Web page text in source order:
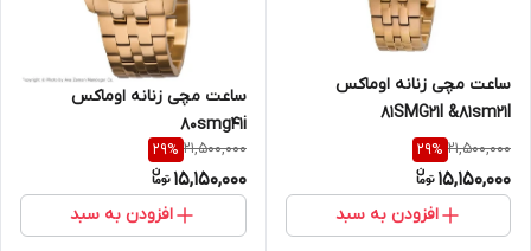
ساعت مچی زنانه اوماکس
81SMG21I &81sm21l
21,500,000
29%
15,150,000
افزودن به سبد
ساعت مچی زنانه اوماکس
80smg41i
21,500,000
29%
15,150,000
افزودن به سبد